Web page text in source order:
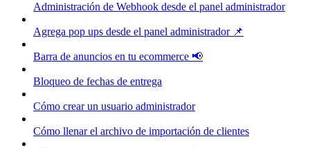
Administración de Webhook desde el panel administrador
Agrega pop ups desde el panel administrador 📌
Barra de anuncios en tu ecommerce 📢
Bloqueo de fechas de entrega
Cómo crear un usuario administrador
Cómo llenar el archivo de importación de clientes